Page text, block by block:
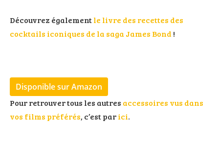
Découvrez égalementle livre des recettes des
cocktails iconiques de la saga James Bond !
Disponible sur Amazon
Pour retrouver tous les autres accessoires vus dans
vos films préférés, c’est parici.